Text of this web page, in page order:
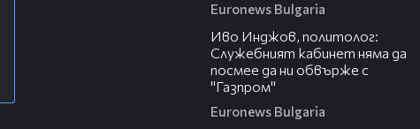
Euronews Bulgaria
Иво Инджов, политолог:
Служебният кабинет няма да
посмее да ни обвърже с
"Газпром"
Euronews Bulgaria